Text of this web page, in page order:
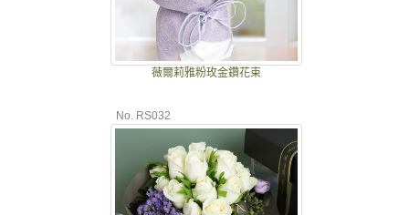
薇爾莉雅粉玫金鑽花束
No. RS032